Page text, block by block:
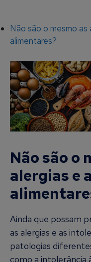
Não são o mesmo as
alimentares?
Não são o
alergias e
Ainda que possam
as alergias e as
patologias
como a intolerância